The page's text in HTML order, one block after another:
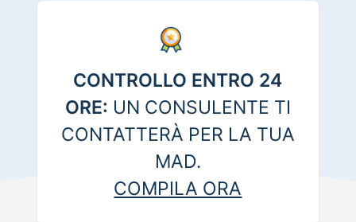
CONTROLLO ENTRO 24
ORE: UN CONSULENTE TI
CONTATTERÀ PER LA TUA
MAD.
COMPILA ORA